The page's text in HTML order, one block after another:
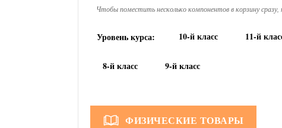
Чтобы поместить несколько компонентов в корзину
Уровень курса: 10-й класс 11-й
8-й класс 9-й класс
ФИЗИЧЕСКИЕ ТОВАРЫ